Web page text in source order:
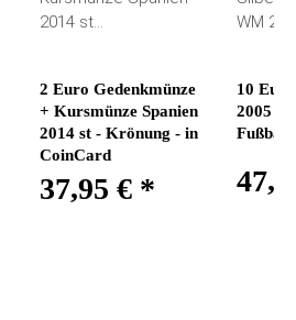
2 Euro Gedenkmünze
+ Kursmünze Spanien
2014 st - Krönung - in
CoinCard
37,95 € *
10
2005
Fußball